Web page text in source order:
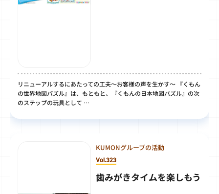
リニューアルするにあたっての工夫～お客様の声を生かす～ 『くもん
の世界地図パズル』は、もともと、『くもんの日本地図パズル』の次
のステップの玩具として …
KUMONグループの活動
Vol.323
歯みがきタイムを楽しもう